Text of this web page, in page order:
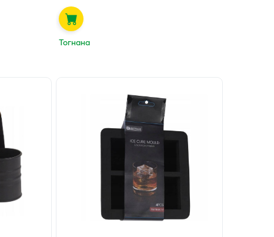
Тогнана